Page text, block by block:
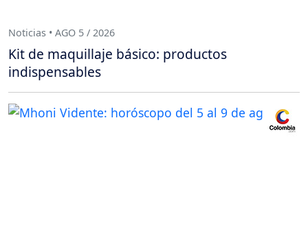
Noticias • AGO 5 / 2026
Kit de maquillaje básico: productos
indispensables